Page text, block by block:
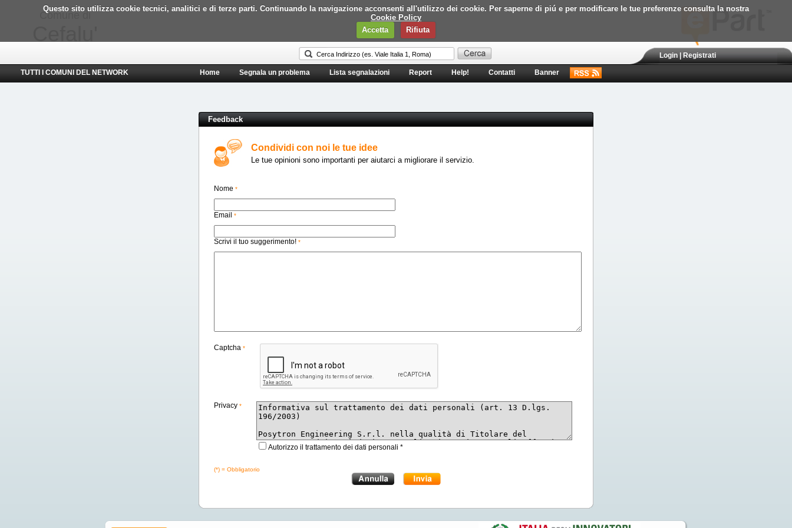
Questo sito utilizza cookie tecnici, analitici e di terze parti. Continuando la navigazione acconsenti all'utilizzo dei cookie. Per saperne di piú e per modificare le tue preferenze consulta la nostra
Cookie Policy
Accetta
Rifiuta
Comune di
Login|Registrati
TUTTI I COMUNI DEL NETWORK Home Segnala un problema Lista segnalazioni Report Help! Contatti Banner
Feedback
Condividi con noi le tue idee
Le tue opinioni sono importanti per aiutarci a migliorare il servizio.
Nome *
Email *
Scrivi il tuo suggerimento! *
Captcha *
Privacy *
Autorizzo il trattamento dei dati personali *
(*) = Obbligatorio